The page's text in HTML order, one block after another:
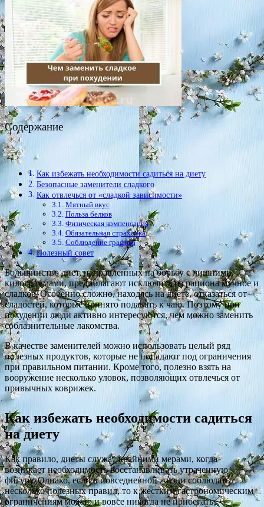
Содержание
Как избежать необходимости садиться на диету
Безопасные заменители сладкого
Как отвлечься от «сладкой зависимости»
Мятный вкус
Польза белков
Физическая компенсация
Обязательная страховка
Соблюдение графика
Полезный совет
Большинство диет, направленных на борьбу с лишними
килограммами, предполагают исключить из рациона мучное и
сладкое. Особенно сложно, находясь на диете, отказаться от
сладостей, которые принято подавать к чаю. Поэтому при
похудении люди активно интересуются, чем можно заменить
соблазнительные лакомства.
В качестве заменителей можно использовать целый ряд
полезных продуктов, которые не попадают под ограничения
при правильном питании. Кроме того, полезно взять на
вооружение несколько уловок, позволяющих отвлечься от
привычных коврижек.
Как избежать необходимости садиться
на диету
Как правило, диеты служат крайними мерами, когда
возникает необходимость восстанавливать утраченную
фигуру. Однако, если в повседневной жизни соблюдать
несколько полезных правил, то к жестким гастрономическим
ограничениям можно и вовсе никогда не прибегать.